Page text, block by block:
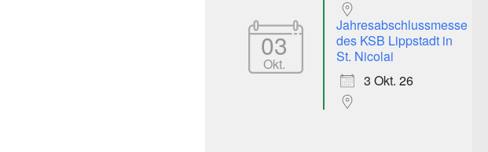
03
Okt.
Jahresabschlussmesse
des KSB Lippstadt in
St. Nicolai
3 Okt. 26